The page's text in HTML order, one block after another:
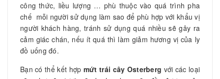
công thức, liều lượng … phù thuộc vào quá trình pha
chế mỗi người sử dụng làm sao để phù hợp với khẩu vị
người khách hàng, tránh sử dụng quá nhiều sẽ gây ra
cảm giác chán, nếu ít quá thì làm giảm hương vị của ly
đồ uống đó.
Bạn có thể kết hợp mứt trái cây Osterberg với các loại